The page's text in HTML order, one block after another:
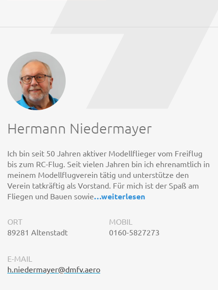
Hermann Niedermayer
Ich bin seit 50 Jahren aktiver Modellflieger vom Freiflug
bis zum RC-Flug. Seit vielen Jahren bin ich ehrenamtlich in
meinem Modellflugverein tätig und unterstütze den
Verein tatkräftig als Vorstand. Für mich ist der Spaß am
Fliegen und Bauen sowie…weiterlesen
ORT
89281 Altenstadt
MOBIL
0160-5827273
E-MAIL
h.niedermayer@dmfv.aero